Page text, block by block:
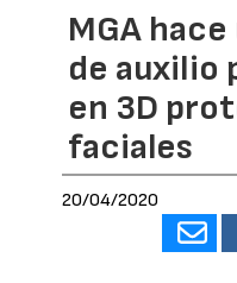
MGA
de auxilio
en 3D
faciales
20/04/2020